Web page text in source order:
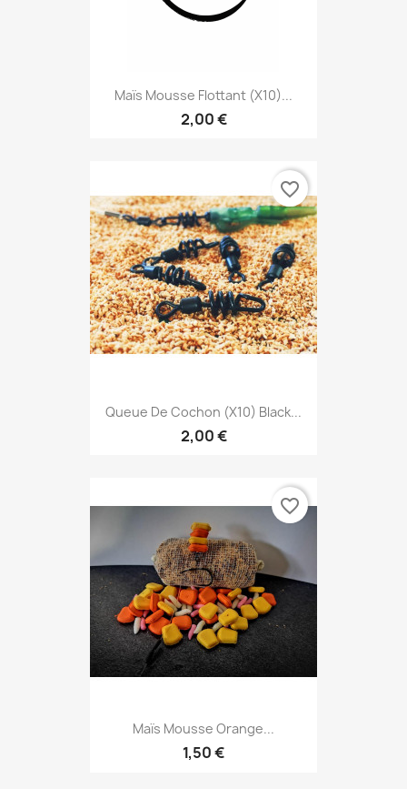
Maïs Mousse Flottant (x10)...
2,00 €
Queue De Cochon (x10) Black...
2,00 €
favorite_border
Maïs Mousse Orange...
1,50 €
favorite_border